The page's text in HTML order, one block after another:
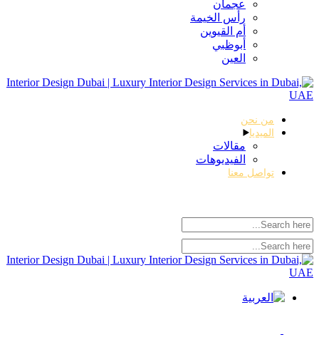
عجمان
رأس الخيمة
أم القيوين
أبوظبي
العين
من نحن
الميديا
مقالات
الفيديوهات
تواصل معنا